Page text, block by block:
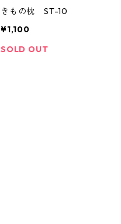
きもの枕 ST-10
¥1,100
SOLD OUT